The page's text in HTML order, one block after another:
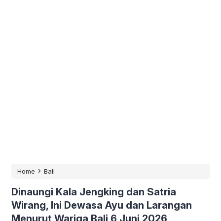
Home › Bali
Dinaungi Kala Jengking dan Satria
Wirang, Ini Dewasa Ayu dan Larangan